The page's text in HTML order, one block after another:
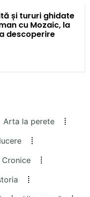
și tururi ghidate
cu Mozaic, la
descoperire
Arta la perete
Cronice